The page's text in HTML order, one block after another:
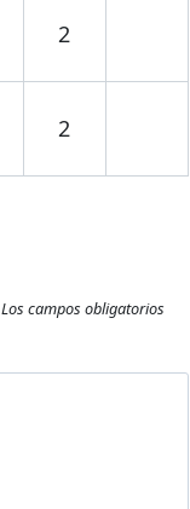
2
2
Los campos obligatorios